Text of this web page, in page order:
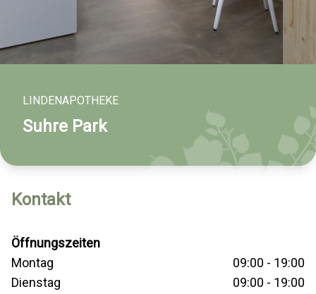
LINDENAPOTHEKE
Suhre Park
Kontakt
Öffnungszeiten
Montag
09:00 - 19:00
Dienstag
09:00 - 19:00